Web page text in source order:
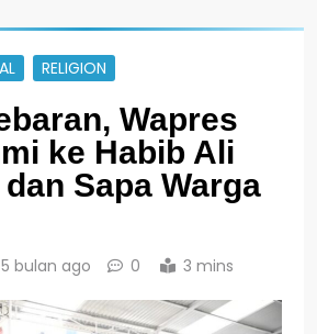
RELIGION
Wapres
ke Habib Ali
Sapa Warga
5 bulan ago 0 3 mins